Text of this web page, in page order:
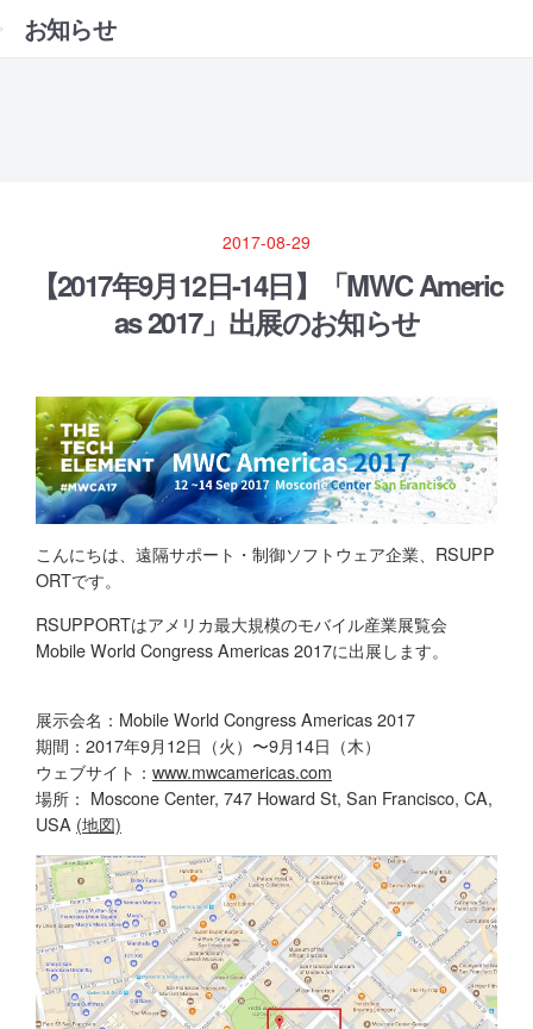
お知らせ
2017-08-29
【2017年9月12日-14日】「MWC Americ
as 2017」出展のお知らせ
こんにちは、遠隔サポート・制御ソフトウェア企業、RSUPP
ORTです。
RSUPPORTはアメリカ最大規模のモバイル産業展覧会
Mobile World Congress Americas 2017に出展します。
展示会名：Mobile World Congress Americas 2017
期間：2017年9月12日（火）〜9月14日（木）
ウェブサイト： www.mwcamericas.com
場所： Moscone Center, 747 Howard St, San Francisco, CA,
USA (地図)